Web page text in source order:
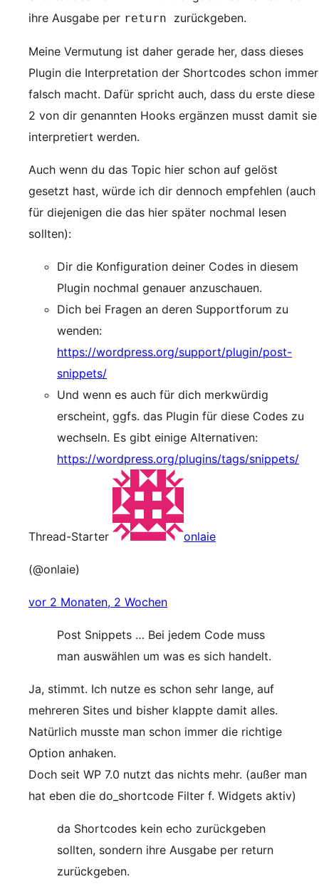
ihre Ausgabe per return zurückgeben.
Meine Vermutung ist daher gerade her, dass dieses
Plugin die Interpretation der Shortcodes schon immer
falsch macht. Dafür spricht auch, dass du erste diese
2 von dir genannten Hooks ergänzen musst damit sie
interpretiert werden.
Auch wenn du das Topic hier schon auf gelöst
gesetzt hast, würde ich dir dennoch empfehlen (auch
für diejenigen die das hier später nochmal lesen
sollten):
Dir die Konfiguration deiner Codes in diesem
Plugin nochmal genauer anzuschauen.
Dich bei Fragen an deren Supportforum zu
wenden:
https://wordpress.org/support/plugin/post-
snippets/
Und wenn es auch für dich merkwürdig
erscheint, ggfs. das Plugin für diese Codes zu
wechseln. Es gibt einige Alternativen:
https://wordpress.org/plugins/tags/snippets/
Thread-Starter onlaie
(@onlaie)
vor 2 Monaten, 2 Wochen
Post Snippets … Bei jedem Code muss
man auswählen um was es sich handelt.
Ja, stimmt. Ich nutze es schon sehr lange, auf
mehreren Sites und bisher klappte damit alles.
Natürlich musste man schon immer die richtige
Option anhaken.
Doch seit WP 7.0 nutzt das nichts mehr. (außer man
hat eben die do_shortcode Filter f. Widgets aktiv)
da Shortcodes kein echo zurückgeben
sollten, sondern ihre Ausgabe per return
zurückgeben.